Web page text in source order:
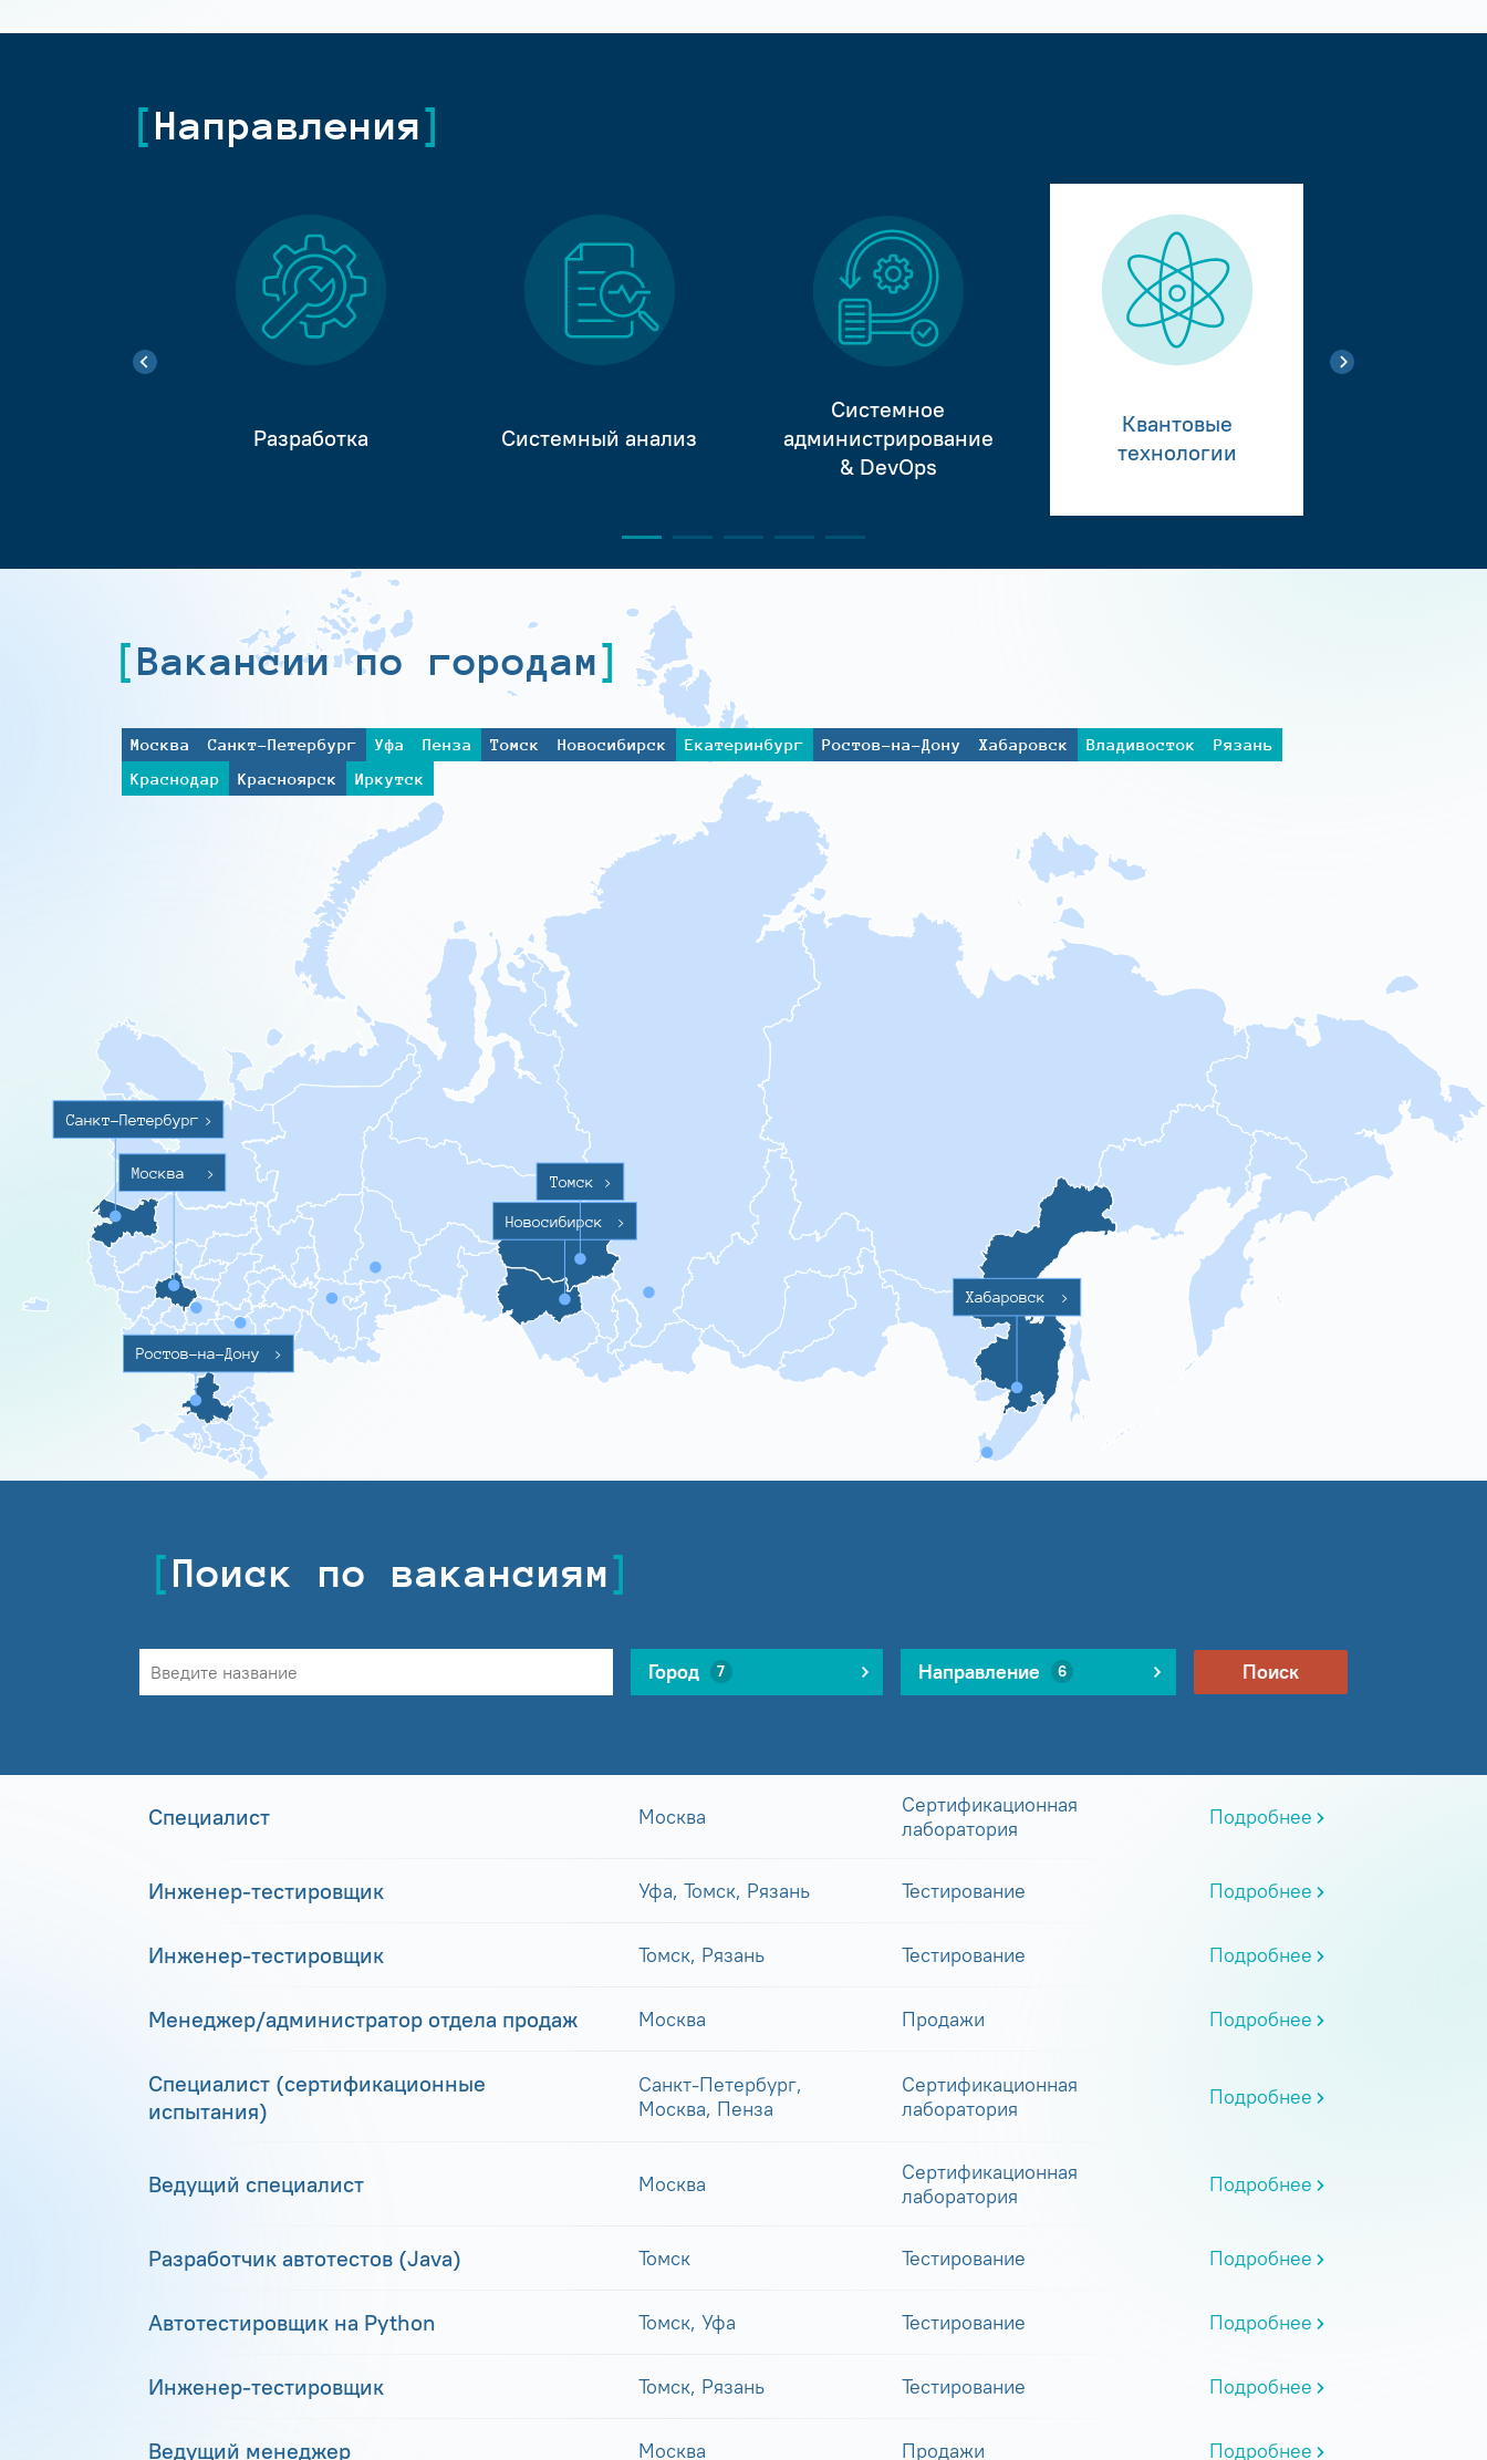
Направления
Разработка Системный анализ
Системное
администрирование
& DevOps
Квантовые
технологии
Вакансии по городам
Москва Санкт-Петербург Уфа Пенза Томск Новосибирск Екатеринбург Ростов-на-Дону Хабаровск Владивосток
Рязань
Краснодар
Красноярск Иркутск
Санкт-Петербург >
Москва >
Ростов-на-Дону >
Новосибирск >
Томск >
Хабаровск >
Поиск по вакансиям
Город 7 Направление 6 Поиск
Специалист Москва
Сертификационная
лаборатория
Подробнее
Инженер-тестировщик Уфа, Томск, Рязань Тестирование Подробнее
Инженер-тестировщик Томск, Рязань Тестирование Подробнее
Менеджер/администратор отдела продаж Москва Продажи Подробнее
Специалист (сертификационные
испытания)
Санкт-Петербург,
Москва, Пенза
Сертификационная
лаборатория
Подробнее
Ведущий специалист Москва
Сертификационная
лаборатория
Подробнее
Разработчик автотестов (Java) Томск Тестирование Подробнее
Автотестировщик на Python Томск, Уфа Тестирование Подробнее
Инженер-тестировщик Томск, Рязань Тестирование Подробнее
Ведущий менеджер Москва Продажи Подробнее